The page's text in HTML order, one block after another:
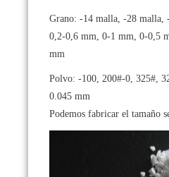
Grano: -14 malla, -28 malla,
0,2-0,6 mm, 0-1 mm, 0-0,5
mm
Polvo: -100, 200#-0, 325#,
0.045 mm
Podemos fabricar el tamaño